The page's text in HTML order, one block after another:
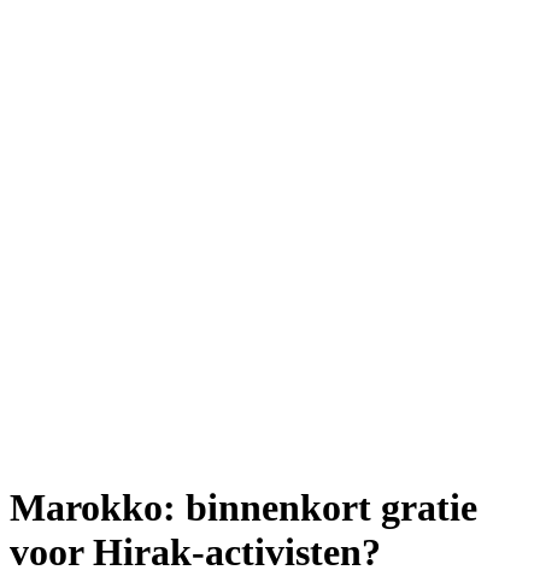
Marokko: binnenkort gratie
voor Hirak-activisten?